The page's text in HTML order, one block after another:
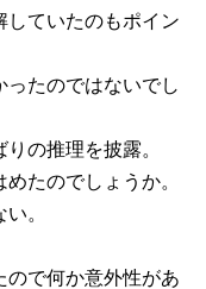
していたのもポイン
ったのではないでし
の推理を披露。
たのでしょうか。
。
ので何か意外性があ